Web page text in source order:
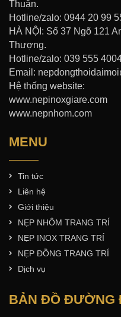
Thuận.
Hotline/zalo: 0944 20 99
HÀ NỘI: Số 37 Ngõ 121
Thượng.
Hotline/zalo: 039 555
Email:
Hệ thống website:
www.nepinoxgiare.com
www.nepnhom.com
MENU
Tin tức
Liên hệ
Giới thiệu
NẸP NHÔM TRANG TRÍ
NẸP INOX TRANG TRÍ
NẸP ĐỒNG TRANG TRÍ
Dịch vụ
BẢN ĐỒ ĐƯỜNG